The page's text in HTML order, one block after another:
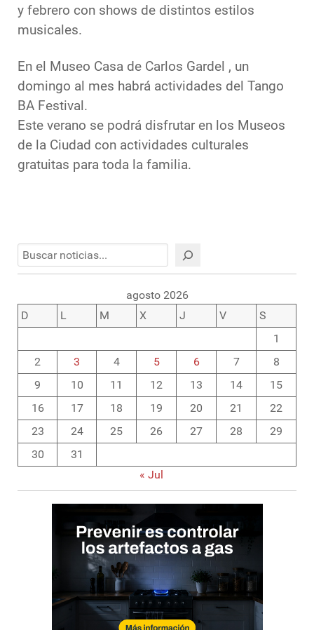
y febrero con shows de distintos estilos
musicales.
En el Museo Casa de Carlos Gardel , un
domingo al mes habrá actividades del Tango
BA Festival.
Este verano se podrá disfrutar en los Museos
de la Ciudad con actividades culturales
gratuitas para toda la familia.
Buscar
agosto 2026
D
L M X J V
S
1
2
3 4 5 6 7
8
9
10 11 12 13 14
15
16
17 18 19 20 21
22
23
24 25 26 27 28
29
30
31
« Jul